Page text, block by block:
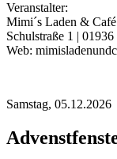
Veranstalter:
Mimi´s Laden & Café
Schulstraße 1 |
Web:
Samstag, 05.12.2026